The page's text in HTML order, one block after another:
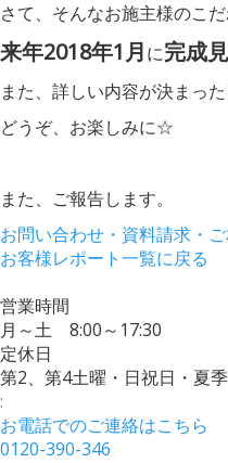
さて、そんなお施主様のこ
来年2018年1月に完成
また、詳しい内容が決まっ
どうぞ、お楽しみに☆
また、ご報告します。
お問い合わせ・資料請求・
お客様レポート一覧に戻る
営業時間
月～土 8:00～17:30
定休日
第2、第4土曜・日祝日・夏
:
お電話でのご連絡はこちら
0120-390-346